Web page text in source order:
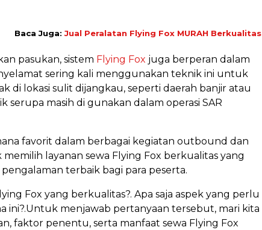
Baca Juga: Jual Peralatan Flying Fox MURAH Berkualitas
pasukan, sistem Flying Fox juga berperan dalam
sering kali menggunakan teknik ini untuk
di lokasi sulit dijangkau, seperti daerah banjir atau
serupa masih di gunakan dalam operasi SAR
favorit dalam berbagai kegiatan outbound dan
layanan sewa Flying Fox berkualitas yang
terbaik bagi para peserta.
Fox yang berkualitas?. Apa saja aspek yang perlu
ini?.Untuk menjawab pertanyaan tersebut, mari kita
faktor penentu, serta manfaat sewa Flying Fox